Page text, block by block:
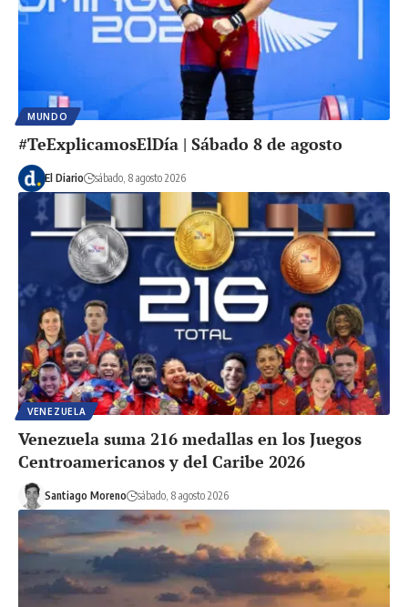
MUNDO
#TeExplicamosElDía | Sábado 8 de agosto
El Diario sábado, 8 agosto 2026
VENEZUELA
Venezuela suma 216 medallas en los Juegos
Centroamericanos y del Caribe 2026
Santiago Moreno sábado, 8 agosto 2026